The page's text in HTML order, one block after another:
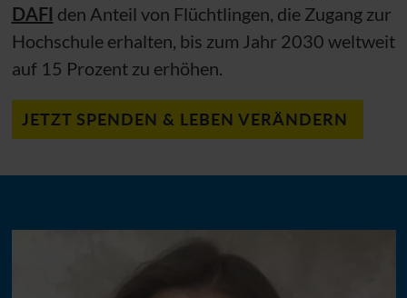
DAFI den Anteil von Flüchtlingen, die Zugang zur
Hochschule erhalten, bis zum Jahr 2030 weltweit
auf 15 Prozent zu erhöhen.
JETZT SPENDEN & LEBEN VERÄNDERN